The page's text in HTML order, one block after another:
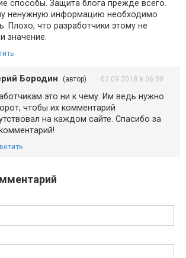
способы. Защита блога прежде всего.
ненужную информацию необходимо
Плохо, что разработчики этому не
значение.
Бородин (автор) 02.09.2018 в 06:00
это ни к чему. Им ведь нужно
чтобы их комментарий
на каждом сайте. Спасибо за